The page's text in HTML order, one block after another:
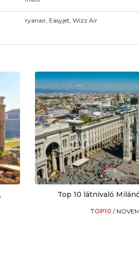
ryanair, Easyjet, Wizz Air
Top 10 látnivaló
TOP10/